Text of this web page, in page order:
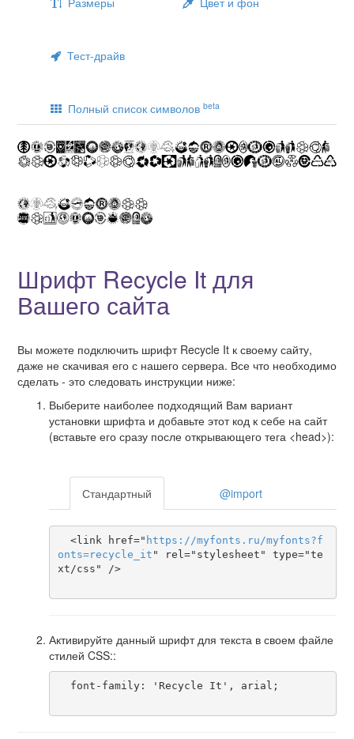
Тест-драйв
Полный список символов beta
Шрифт Recycle It для
Вашего сайта
Вы можете подключить шрифт Recycle It к своему сайту,
даже не скачивая его с нашего сервера. Все что необходимо
сделать - это следовать инструкции ниже:
Выберите наиболее подходящий Вам вариант
установки шрифта и добавьте этот код к себе на сайт
(вставьте его сразу после открывающего тега <head>):
Стандартный @import
  <link href="
https ://myfonts . ru/myfonts?f
onts=recycle_it " rel="stylesheet" type="te
xt/css" />
Активируйте данный шрифт для текста в своем файле
стилей CSS::